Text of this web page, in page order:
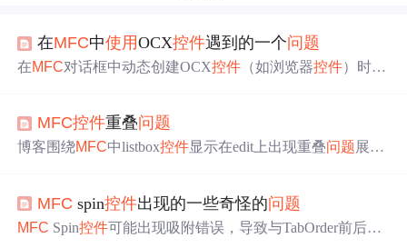
在MFC中使用OCX控件遇到的一个问题
在MFC对话框中动态创建OCX控件 （如浏览器控件）时，
台的兼容性问题。
MFC控件重叠问题
博客围绕MFC中listbox控件显示在edit上出现重叠问题展
方法无效，调用SetWindowPos可解决问题 。
MFC spin控件出现的一些奇怪的问题
MFC Spin控件可能出现吸附错误，导致与TabOrder前后控